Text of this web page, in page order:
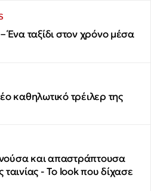
Ένα ταξίδι στον χρόνο μέσα
καθηλωτικό τρέιλερ της
και απαστράπτουσα
ταινίας - Το look που δίχασε